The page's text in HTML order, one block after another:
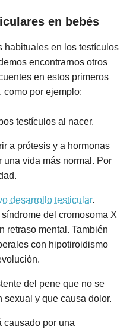
en bebés
habituales en los testículos
encontrarnos otros
en estos primeros
como por ejemplo:
testículos al nacer.
a prótesis y a hormonas
vida más normal. Por
desarrollo testicular.
del cromosoma X
retraso mental. También
con hipotiroidismo
del pene que no se
y que causa dolor.
causado por una